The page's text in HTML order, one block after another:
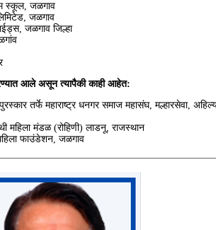
स्कूल, जळगाव
जळगाव
जळगाव जिल्हा
आले असून त्यापैकी काही आहेत:
तर्फे महाराष्ट्र धनगर समाज महासंघ, मल्हारसेवा,
महिला मंडळ (रोहिणी) लाडनू, राजस्थान
फाउंडेशन, जळगाव